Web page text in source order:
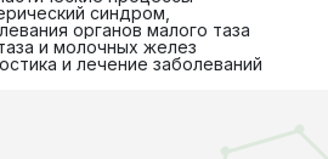
синдром,
органов малого таза
и молочных желез
и лечение заболеваний